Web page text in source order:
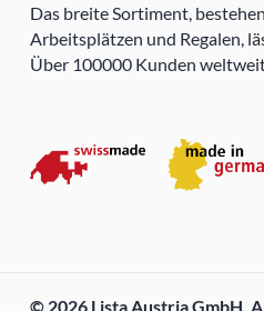
Das breite Sortiment,
Arbeitsplätzen und Regalen,
Über 100000 Kunden
© 2026 Lista Austria GmbH.